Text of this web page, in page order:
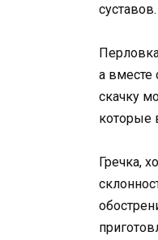
суставов.
а вместе
скачку
которые
Гречка,